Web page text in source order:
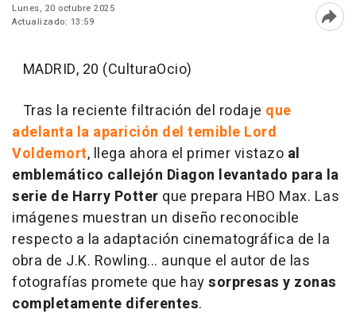
Lunes, 20 octubre 2025
Actualizado: 13:59
MADRID, 20 (CulturaOcio)
Tras la reciente filtración del rodaje que
adelanta la aparición del temible Lord
Voldemort, llega ahora el primer vistazo al
emblemático callejón Diagon levantado para la
serie de Harry Potter que prepara HBO Max. Las
imágenes muestran un diseño reconocible
respecto a la adaptación cinematográfica de la
obra de J.K. Rowling... aunque el autor de las
fotografías promete que haysorpresas y zonas
completamente diferentes.